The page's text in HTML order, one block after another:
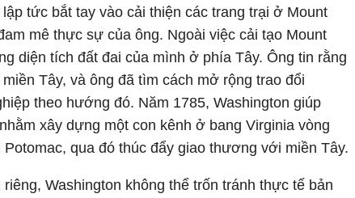
tức bắt tay vào cải thiện các trang trại ở Mount
mê thực sự của ông. Ngoài việc cải tạo Mount
diện tích đất đai của mình ở phía Tây. Ông tin rằng
Tây, và ông đã tìm cách mở rộng trao đổi
theo hướng đó. Năm 1785, Washington giúp
xây dựng một con kênh ở bang Virginia vòng
qua đó thúc đẩy giao thương với miền Tây.
Washington không thể trốn tránh thực tế bản